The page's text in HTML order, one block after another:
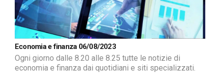
Economia e finanza 06/08/2023
Ogni giorno dalle 8.20 alle 8.25 tutte le notizie di
economia e finanza dai quotidiani e siti specializzati.